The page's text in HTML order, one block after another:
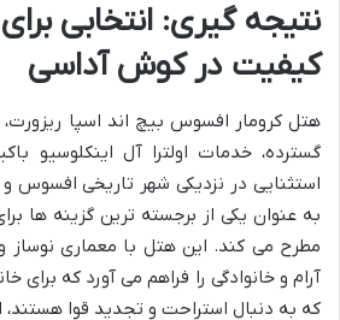
نتیجه گیری: انتخابی
کیفیت در کوش آداسی
هتل کرومار افسوس بیچ اند اسپا ریزورت،
گسترده، خدمات اولترا آل اینکلوسیو
استثنایی در نزدیکی شهر تاریخی افسوس
به عنوان یکی از برجسته ترین گزینه ها
مطرح می کند. این هتل با معماری نوساز
آرام و خانوادگی را فراهم می آورد که برای
که به دنبال استراحت و تجدید قوا